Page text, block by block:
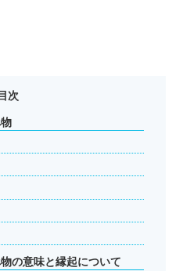
目次
の意味と縁起について